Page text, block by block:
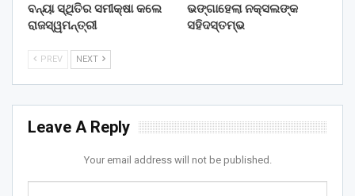
ବନ୍ୟା ସ୍ଥିତିର ସମୀକ୍ଷା କଲେ
ରାଜସ୍ୱମନ୍ତ୍ରୀ
ଭଙ୍ଗାହେଲା ନକ୍ସଲଙ୍କ
ସହିଦସ୍ତମ୍ଭ
PREV NEXT
Leave A Reply
Your email address will not be published.